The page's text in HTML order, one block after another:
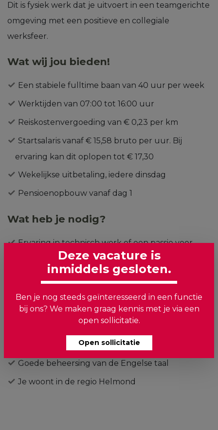
Dit is fysiek werk dat je uitvoert in een teamgerichte
omgeving met een positieve en collegiale
werksfeer.
Wat wij jou bieden!
Een stabiele fulltime baan van 40 uur per week
Werktijden van 07:00 tot 16:00 uur
Reiskostenvergoeding van € 0,23 per km
Startsalaris vanaf € 15,58 bruto per uur. Bij
ervaring kan dit oplopen tot € 17,30
Wekelijkse uitbetaling, iedere dinsdag
Pensioenopbouw vanaf dag 1
Wat heb je nodig?
Ervaring in technisch werk of een passie voor
montage, doe-het-zelf en houtbewerking.
Je hebt eerder in een productieomgeving
gewerkt
Kunnen lezen van een technische tekening is
Je bent een teamspeler en proactief
Goede beheersing van de Engelse taal
Je woont in de regio Helmond
Deze vacature is
inmiddels gesloten.
Ben je nog steeds geïnteresseerd in een functie
bij ons? We maken graag kennis met je via een
open sollicitatie.
Open sollicitatie